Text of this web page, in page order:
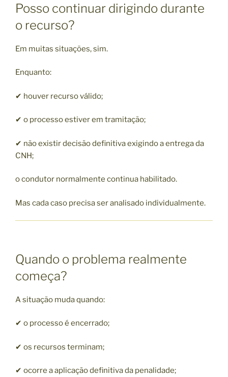
Posso continuar dirigindo durante
o recurso?
Em muitas situações, sim.
Enquanto:
✔ houver recurso válido;
✔ o processo estiver em tramitação;
✔ não existir decisão definitiva exigindo a entrega da
CNH;
o condutor normalmente continua habilitado.
Mas cada caso precisa ser analisado individualmente.
Quando o problema realmente
começa?
A situação muda quando:
✔ o processo é encerrado;
✔ os recursos terminam;
✔ ocorre a aplicação definitiva da penalidade;